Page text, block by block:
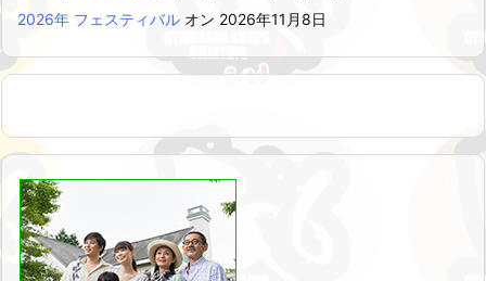
2026年 フェスティバル オン 2026年11月8日